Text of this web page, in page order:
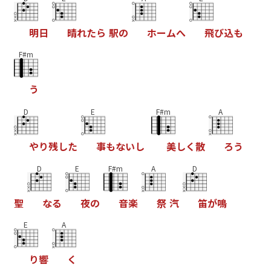
明日 晴れたら 駅の ホームへ 飛び込も
F#m
う
D
やり残した
E
事もないし
F#m
美しく散
A
ろう
聖
D
なる
E
夜の
F#m
音楽
A
祭 汽
D
笛が鳴
E
り響
A
く